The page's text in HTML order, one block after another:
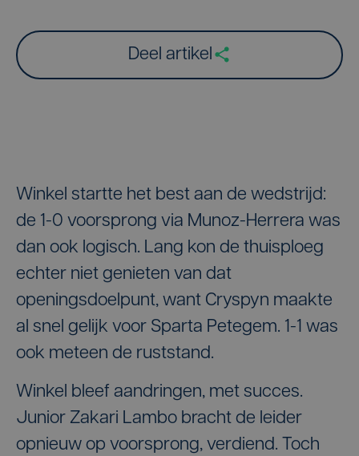
Deel artikel
Winkel startte het best aan de wedstrijd:
de 1-0 voorsprong via Munoz-Herrera was
dan ook logisch. Lang kon de thuisploeg
echter niet genieten van dat
openingsdoelpunt, want Cryspyn maakte
al snel gelijk voor Sparta Petegem. 1-1 was
ook meteen de ruststand.
Winkel bleef aandringen, met succes.
Junior Zakari Lambo bracht de leider
opnieuw op voorsprong, verdiend. Toch